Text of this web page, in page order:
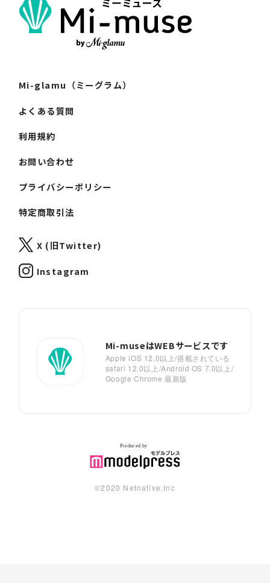
Mi-glamu（ミーグラム）
よくある質問
利用規約
お問い合わせ
プライバシーポリシー
特定商取引法
X (旧Twitter)
Instagram
Mi-museはWEBサービスです
Apple iOS 12.0以上/搭載されている
safari 12.0以上/Android OS 7.0以上/
Google Chrome 最新版
©︎2020 Netnative.Inc